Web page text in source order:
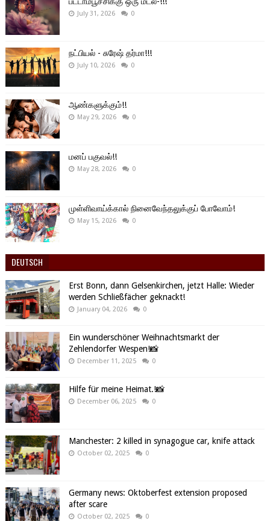
July 31, 2026 0
நட்பியல் - சுரேஷ் தர்மா!!!
July 10, 2026 0
ஆண்களுக்கும்!!
May 29, 2026 0
மனப் பகுவல்!!
May 28, 2026 0
முள்ளிவாய்க்கால் நினைவேந்தலுக்குப் போவோம்!
May 15, 2026 0
DEUTSCH
Erst Bonn, dann Gelsenkirchen, jetzt Halle: Wieder
werden Schließfächer geknackt!
January 04, 2026 0
Ein wunderschöner Weihnachtsmarkt der
Zehlendorfer Wespen!📸
December 11, 2025 0
Hilfe für meine Heimat.!📸
December 06, 2025 0
Manchester: 2 killed in synagogue car, knife attack
October 02, 2025 0
Germany news: Oktoberfest extension proposed
after scare
October 02, 2025 0